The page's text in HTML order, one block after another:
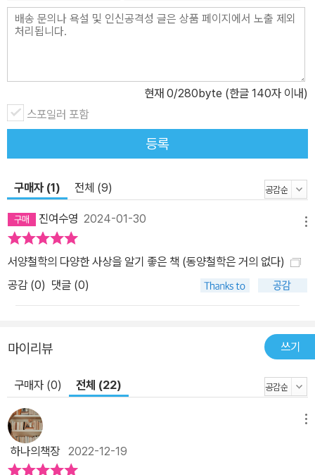
현재 0/280byte (한글 140자 이내)
스포일러 포함
등록
구매자 (1) 전체 (9)
진여수영 2024-01-30
서양철학의 다양한 사상을 알기 좋은 책 (동양철학은 거의 없다)
공감 (0) 댓글 (0)
마이리뷰 쓰기
구매자 (0) 전체 (22)
하나의책장2022-12-19